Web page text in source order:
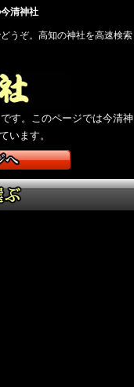
清神社
うぞ。高知の神社を高速検索
す。このページでは今清神
います。